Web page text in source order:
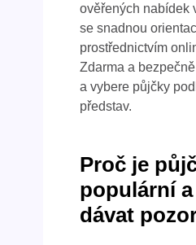
ověřených nabídek
se snadnou
prostřednictvím
Zdarma a
a vybere půjčky
představ.
Proč je
populární
dávat